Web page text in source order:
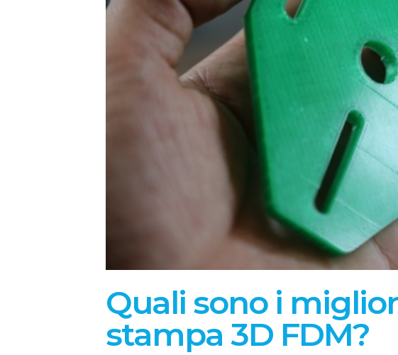
Quali sono i
stampa 3D FDM?